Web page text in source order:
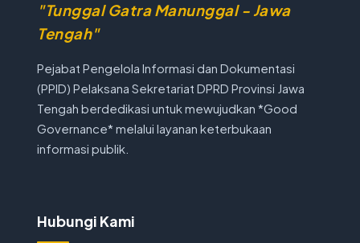
"Tunggal Gatra Manunggal - Jawa
Tengah"
Pejabat Pengelola Informasi dan Dokumentasi
(PPID) Pelaksana Sekretariat DPRD Provinsi Jawa
Tengah berdedikasi untuk mewujudkan *Good
Governance* melalui layanan keterbukaan
informasi publik.
Hubungi Kami